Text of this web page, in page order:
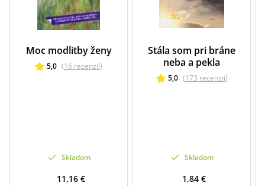
Moc modlitby ženy
5,0 (16 recenzií)
Skladom
11,16 €
Stála som pri bráne
neba a pekla
5,0 (173 recenzií)
Skladom
1,84 €